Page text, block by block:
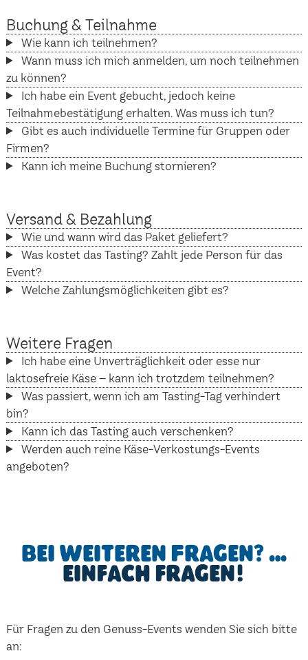
Buchung & Teilnahme
Wie kann ich teilnehmen?
Wann muss ich mich anmelden, um noch teilnehmen
zu können?
Ich habe ein Event gebucht, jedoch keine
Teilnahmebestätigung erhalten. Was muss ich tun?
Gibt es auch individuelle Termine für Gruppen oder
Firmen?
Kann ich meine Buchung stornieren?
Versand & Bezahlung
Wie und wann wird das Paket geliefert?
Was kostet das Tasting? Zahlt jede Person für das
Event?
Welche Zahlungsmöglichkeiten gibt es?
Weitere Fragen
Ich habe eine Unverträglichkeit oder esse nur
laktosefreie Käse – kann ich trotzdem teilnehmen?
Was passiert, wenn ich am Tasting-Tag verhindert
bin?
Kann ich das Tasting auch verschenken?
Werden auch reine Käse-Verkostungs-Events
angeboten?
Bei weiteren Fragen? …
einfach fragen!
Für Fragen zu den Genuss-Events wenden Sie sich bitte
an: